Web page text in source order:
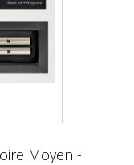
Moyen -